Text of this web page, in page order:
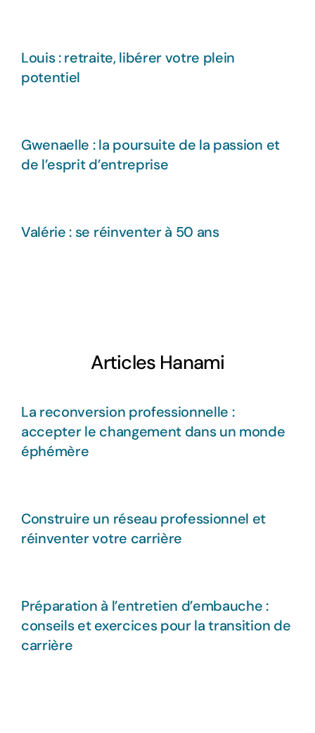
Louis : retraite, libérer votre plein
potentiel
Gwenaelle : la poursuite de la passion et
de l’esprit d’entreprise
Valérie : se réinventer à 50 ans
Articles Hanami
La reconversion professionnelle :
accepter le changement dans un monde
éphémère
Construire un réseau professionnel et
réinventer votre carrière
Préparation à l’entretien d’embauche :
conseils et exercices pour la transition de
carrière